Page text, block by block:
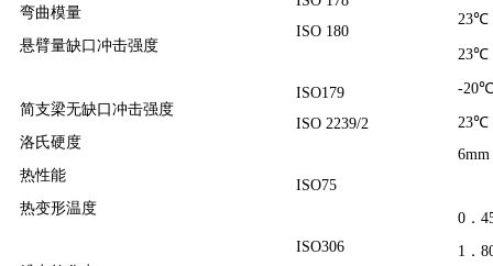
弯曲模量
悬臂量缺口冲击强度
简支梁无缺口冲击强度
洛氏硬度
热性能
热变形温度
ISO 180
ISO179
ISO 2239/2
ISO75
ISO306
23℃
23℃
-20℃
23℃
0．
1．